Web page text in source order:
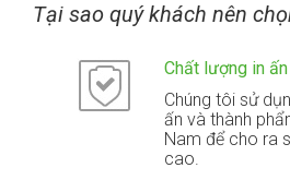
Tại sao quý khách nên
Chất lượng in ấn
Chúng tôi sử
ấn và thành
Nam để cho ra
cao.